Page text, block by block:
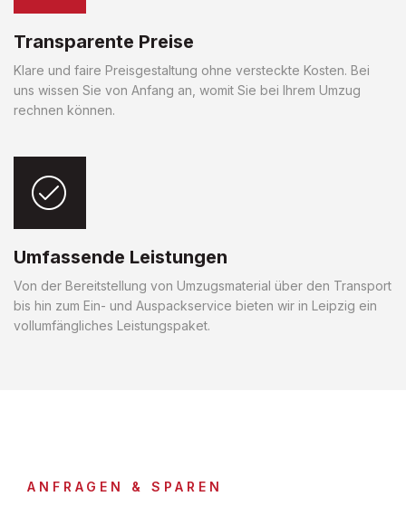
Transparente Preise
Klare und faire Preisgestaltung ohne versteckte Kosten. Bei
uns wissen Sie von Anfang an, womit Sie bei Ihrem Umzug
rechnen können.
Umfassende Leistungen
Von der Bereitstellung von Umzugsmaterial über den Transport
bis hin zum Ein- und Auspackservice bieten wir in Leipzig ein
vollumfängliches Leistungspaket.
ANFRAGEN & SPAREN